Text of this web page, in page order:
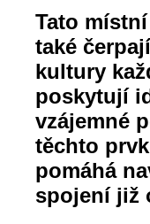
Tato
také
kultury
poskytují
vzájemné
těchto
pomáhá
spojení již